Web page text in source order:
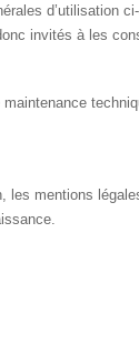
d’utilisation
invités à les
mentions